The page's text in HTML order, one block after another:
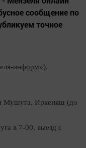
сообщение по
точное
информ»).
Мушуга, Иркеняш (до
в 7-00, выезд с